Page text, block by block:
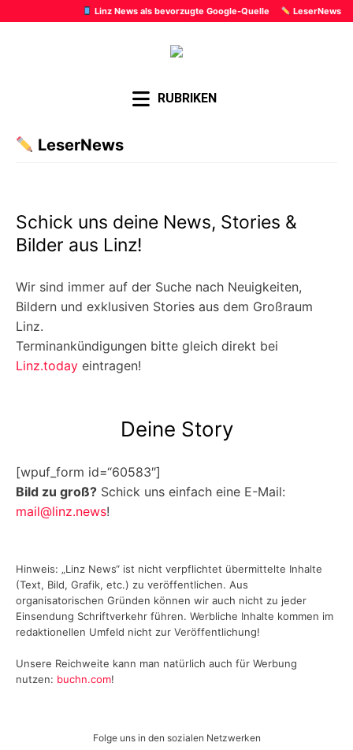
Linz News als bevorzugte Google-Quelle LeserNews
RUBRIKEN
LeserNews
Schick uns deine News, Stories &
Bilder aus Linz!
Wir sind immer auf der Suche nach Neuigkeiten,
Bildern und exklusiven Stories aus dem Großraum
Linz.
Terminankündigungen bitte gleich direkt bei
Linz.today eintragen!
Deine Story
[wpuf_form id=“60583″]
Bild zu groß? Schick uns einfach eine E-Mail:
mail@linz.news!
Hinweis: „Linz News“ ist nicht verpflichtet übermittelte Inhalte
(Text, Bild, Grafik, etc.) zu veröffentlichen. Aus
organisatorischen Gründen können wir auch nicht zu jeder
Einsendung Schriftverkehr führen. Werbliche Inhalte kommen im
redaktionellen Umfeld nicht zur Veröffentlichung!
Unsere Reichweite kann man natürlich auch für Werbung
nutzen: buchn.com!
Folge uns in den sozialen Netzwerken